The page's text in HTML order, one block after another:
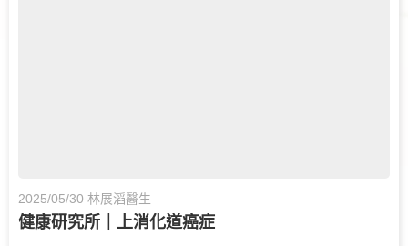
2025/05/30 林展滔醫生
健康研究所｜上消化道癌症